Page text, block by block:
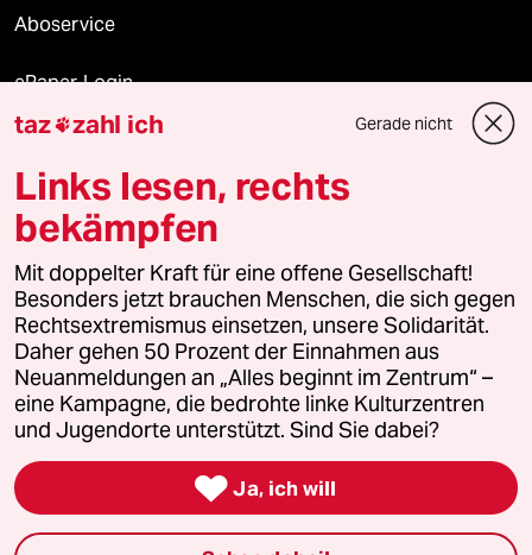
Aboservice
ePaper Login
Downloads für Abonnierende
© 2026 taz Verlags und Vertriebs GmbH
Alle Rechte vorbehalten. Bei rechtlichen Fragen oder für Genehmigungen
wenden Sie sich bitte an
lizenzen@taz.de
Feedback Redaktionsstatut Kommune-Richtlinien
Leitlinie Informant Datenschutz Impressum AGB
Seitenwende Einwilligungen widerrufen (Ads)
taz zahl ich Gerade nicht
Links lesen, rechts
bekämpfen
Mit doppelter Kraft für eine offene Gesellschaft!
Besonders jetzt brauchen Menschen, die sich gegen
Rechtsextremismus einsetzen, unsere Solidarität.
Daher gehen 50 Prozent der Einnahmen aus
Neuanmeldungen an „Alles beginnt im Zentrum“ –
eine Kampagne, die bedrohte linke Kulturzentren
und Jugendorte unterstützt. Sind Sie dabei?
 Ja, ich will